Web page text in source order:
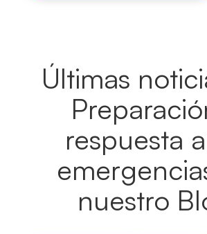
Últimas
respuesta
nuestro